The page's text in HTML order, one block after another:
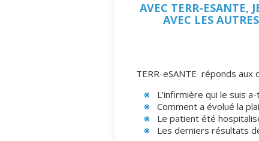
AVEC TERR-ESANTE,
AVEC LES
TERR-eSANTE réponds
L’infirmière qui le suis
Comment a évolué la
Le patient été
Les derniers résultats